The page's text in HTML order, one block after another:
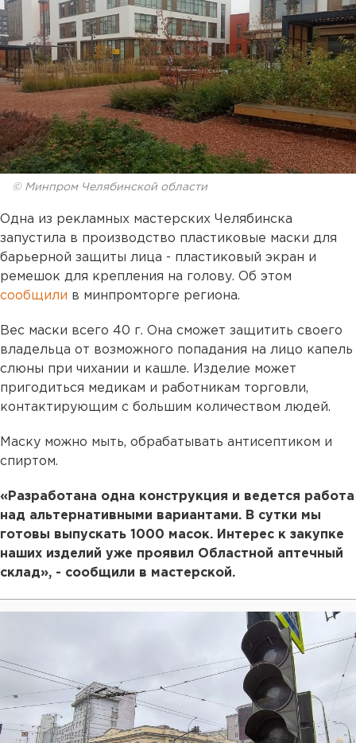
© Минпром Челябинской области
Одна из рекламных мастерских Челябинска
запустила в производство пластиковые маски для
барьерной защиты лица - пластиковый экран и
ремешок для крепления на голову. Об этом
сообщили в минпромторге региона.
Вес маски всего 40 г. Она сможет защитить своего
владельца от возможного попадания на лицо капель
слюны при чихании и кашле. Изделие может
пригодиться медикам и работникам торговли,
контактирующим с большим количеством людей.
Маску можно мыть, обрабатывать антисептиком и
спиртом.
«Разработана одна конструкция и ведется работа
над альтернативными вариантами. В сутки мы
готовы выпускать 1000 масок. Интерес к закупке
наших изделий уже проявил Областной аптечный
склад», - сообщили в мастерской.